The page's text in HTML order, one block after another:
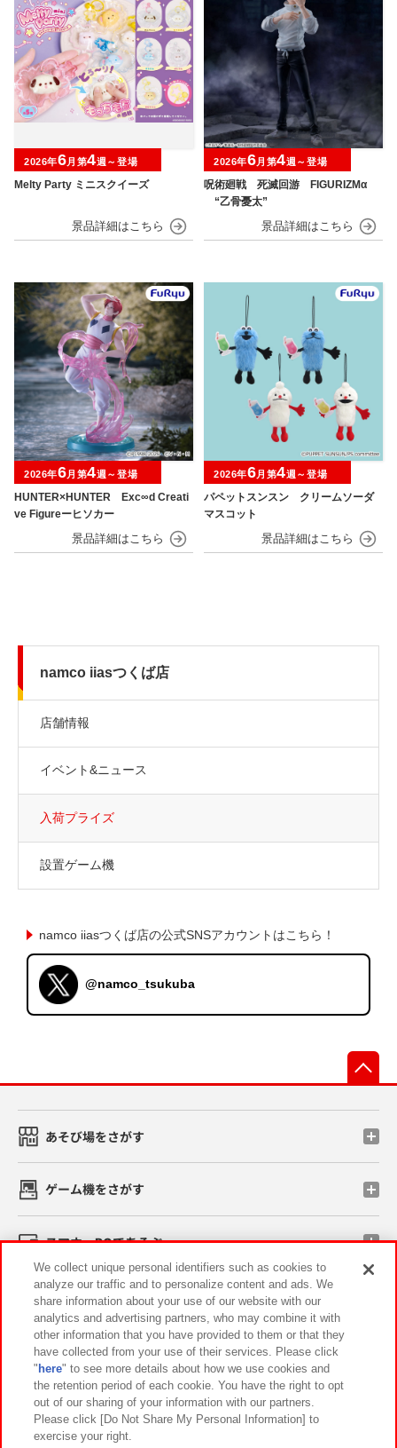
Melty Party ミニスクイーズ
2026年6月第4週～登場
呪術廻戦 死滅回游 FIGURIZMα
“乙骨憂太”
2026年6月第4週～登場
HUNTER×HUNTER Exc∞d Creati
ve Figureーヒソカー
2026年6月第4週～登場
パペットスンスン クリームソーダ
マスコット
2026年6月第4週～登場
namco iiasつくば店
店舗情報
イベント&ニュース
入荷プライズ
設置ゲーム機
namco iiasつくば店の公式SNSアカウントはこちら！
@namco_tsukuba
あそび場をさがす
ゲーム機をさがす
スマホ・PCであそぶ
イベント・キャンペーン
関連会社 サステナビリティ サイトポリシー
プライバシーポリシー ウェブアクセシビリティ方針と検証結果
お取引先さまとともに
We collect unique personal identifiers such as cookies to
analyze our traffic and to personalize content and ads. We
share information about your use of our website with our
analytics and advertising partners, who may combine it with
other information that you have provided to them or that they
have collected from your use of their services. Please click
" here" to see more details about how we use cookies and
the retention period of each cookie. You have the right to opt
out of our sharing of your information with our partners.
Please click [Do Not Share My Personal Information] to
exercise your right.